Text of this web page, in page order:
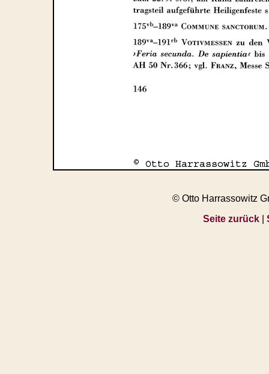
© Otto Harrassowitz
Seite zurück|